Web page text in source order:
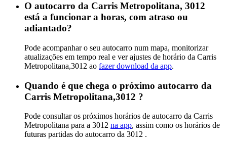
O autocarro da Carris Metropolitana, 3012
está a funcionar a horas, com atraso ou
adiantado?
Pode acompanhar o seu autocarro num mapa, monitorizar
atualizações em tempo real e ver ajustes de horário da Carris
Metropolitana,3012 ao fazer download da app.
Quando é que chega o próximo autocarro da
Carris Metropolitana,3012 ?
Pode consultar os próximos horários de autocarro da Carris
Metropolitana para a 3012 na app, assim como os horários de
futuras partidas do autocarro da 3012 .